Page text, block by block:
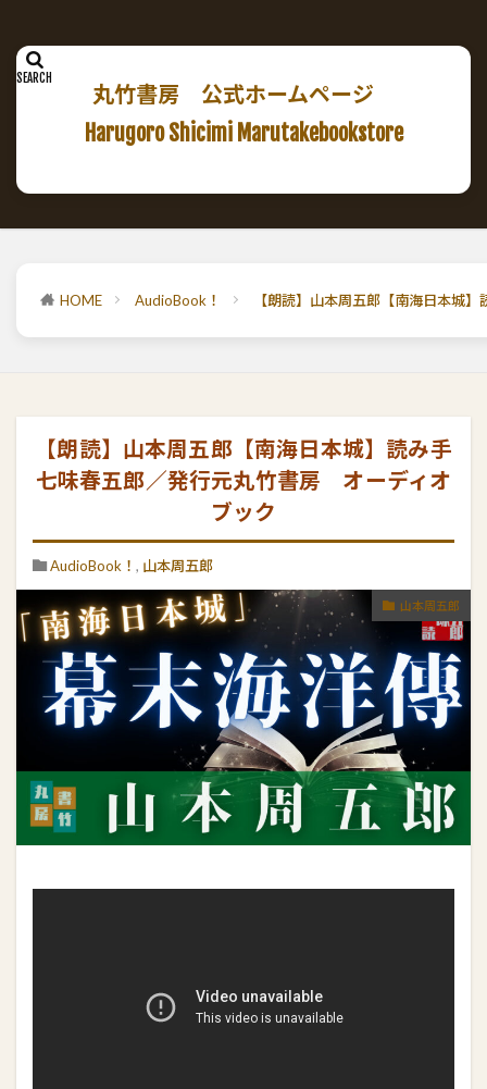
丸竹書房 公式ホームページ
Harugoro Shicimi Marutakebookstore
HOME AudioBook！ 【朗読】山本周五郎【南海日本城
【朗読】山本周五郎【南海日本城】読み手
七味春五郎／発行元丸竹書房 オーディオ
ブック
AudioBook！ , 山本周五郎
山本周五郎